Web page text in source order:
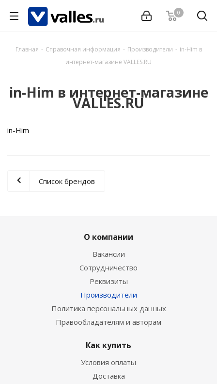
0
Главная - Справочная информация - Производители - in-Him в
интернет-магазине VALLES.RU
in-Him в интернет-магазине
VALLES.RU
in-Him
Список брендов
О компании
Вакансии
Сотрудничество
Реквизиты
Производители
Политика персональных данных
Правообладателям и авторам
Как купить
Условия оплаты
Доставка